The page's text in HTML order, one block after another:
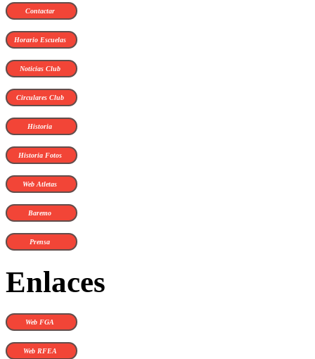
Contactar
Horario Escuelas
Noticias Club
Circulares Club
Historia
Historia Fotos
Web Atletas
Baremo
Prensa
Enlaces
Web FGA
Web RFEA